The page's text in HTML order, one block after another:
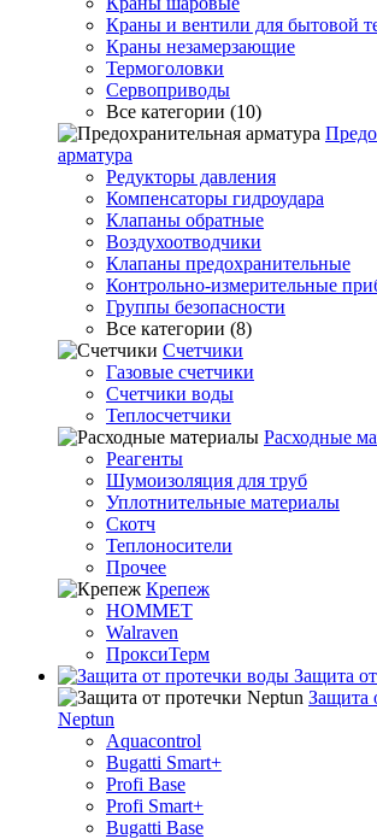
Краны и вентили для бытовой
Краны незамерзающие
Термоголовки
Сервоприводы
Все категории (10)
арматура
Редукторы давления
Компенсаторы гидроудара
Клапаны обратные
Воздухоотводчики
Клапаны предохранительные
Контрольно-измерительные
Группы безопасности
Все категории (8)
Счетчики
Газовые счетчики
Счетчики воды
Теплосчетчики
Расходные
Реагенты
Шумоизоляция для труб
Уплотнительные материалы
Скотч
Теплоносители
Прочее
Крепеж
HOMMET
Walraven
ПроксиТерм
Защита
Защита
Neptun
Aquacontrol
Bugatti Smart+
Profi Base
Profi Smart+
Bugatti Base